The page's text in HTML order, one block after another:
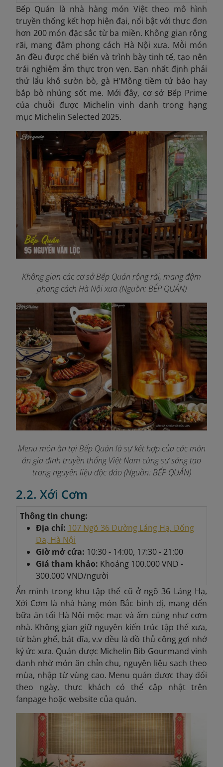
Bếp Quán là nhà hàng món Việt theo mô hình
truyền thống kết hợp hiện đại, nổi bật với thực đơn
hơn 200 món đặc sắc từ ba miền. Không gian rộng
rãi, mang đậm phong cách Hà Nội xưa. Mỗi món
ăn đều được chế biến và trình bày tinh tế, tạo nên
trải nghiệm ẩm thực trọn vẹn. Bạn nhất định phải
thử lẩu khô sườn bò, gà H’Mông tiềm tứ bảo hay
bắp bò nhúng sốt me. Mới đây, cơ sở Bếp Prime
của chuỗi được Michelin vinh danh trong hạng
mục Michelin Selected 2025.
Không gian các cơ sở Bếp Quán rộng rãi, mang đậm
phong cách Hà Nội xưa (Nguồn: BẾP QUÁN)
Menu món ăn tại Bếp Quán là sự kết hợp của các món
ăn gia đình truyền thống Việt Nam cùng sự sáng tạo
trong nguyên liệu độc đáo (Nguồn: BẾP QUÁN)
2.2. Xới Cơm
Thông tin chung:
Địa chỉ: 107 Ngõ 36 Đường Láng Hạ, Đống
Đa, Hà Nội
Giờ mở cửa: 10:30 - 14:00, 17:30 - 21:00
Giá tham khảo: Khoảng 100.000 VND -
300.000 VND/người
Ẩn mình trong khu tập thể cũ ở ngõ 36 Láng Hạ,
Xới Cơm là nhà hàng món Bắc bình dị, mang đến
bữa ăn tối Hà Nội mộc mạc và ấm cúng như cơm
nhà. Không gian giữ nguyên kiến trúc tập thể xưa,
từ bàn ghế, bát đĩa, v.v đều là đồ thủ công gợi nhớ
ký ức xưa. Quán được Michelin Bib Gourmand vinh
danh nhờ món ăn chỉn chu, nguyên liệu sạch theo
mùa, nhập từ vùng cao. Menu quán được thay đổi
theo ngày, thực khách có thể cập nhật trên
fanpage hoặc website của quán.